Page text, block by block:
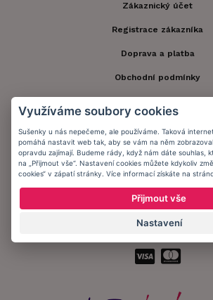
Zákaznický účet
Registrace zákazníka
Doprava a platba
Obchodní podmínky
Zůstaňte s námi v
Využíváme soubory cookies
Sušenky u nás nepečeme, ale používáme. Taková
pomáhá nastavit web tak, aby se vám na něm
opravdu zajímají. Budeme rády, když nám dáte souhlas,
na „Přijmout vše“. Nastavení cookies můžete kdykoliv
cookies“ v zápatí stránky. Více informací získáte na
Přijmout vše
Nastavení